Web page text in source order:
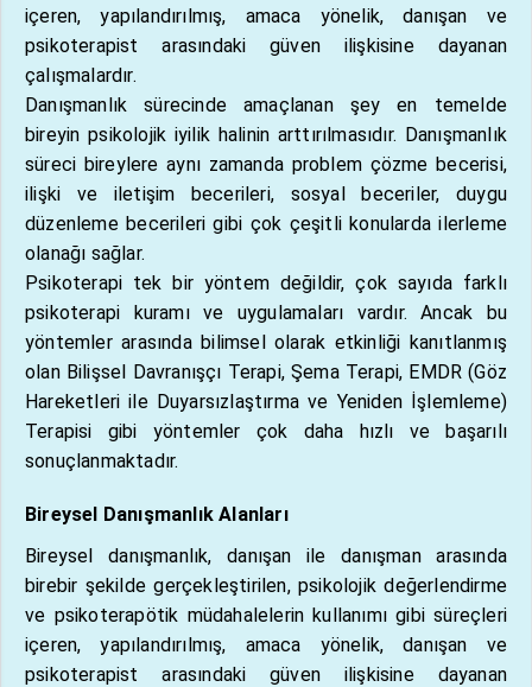
içeren, yapılandırılmış, amaca yönelik, danışan ve
psikoterapist arasındaki güven ilişkisine dayanan
çalışmalardır.
Danışmanlık sürecinde amaçlanan şey en temelde
bireyin psikolojik iyilik halinin arttırılmasıdır. Danışmanlık
süreci bireylere aynı zamanda problem çözme becerisi,
ilişki ve iletişim becerileri, sosyal beceriler, duygu
düzenleme becerileri gibi çok çeşitli konularda ilerleme
olanağı sağlar.
Psikoterapi tek bir yöntem değildir, çok sayıda farklı
psikoterapi kuramı ve uygulamaları vardır. Ancak bu
yöntemler arasında bilimsel olarak etkinliği kanıtlanmış
olan Bilişsel Davranışçı Terapi, Şema Terapi, EMDR (Göz
Hareketleri ile Duyarsızlaştırma ve Yeniden İşlemleme)
Terapisi gibi yöntemler çok daha hızlı ve başarılı
sonuçlanmaktadır.
Bireysel Danışmanlık Alanları
Bireysel danışmanlık, danışan ile danışman arasında
birebir şekilde gerçekleştirilen, psikolojik değerlendirme
ve psikoterapötik müdahalelerin kullanımı gibi süreçleri
içeren, yapılandırılmış, amaca yönelik, danışan ve
psikoterapist arasındaki güven ilişkisine dayanan